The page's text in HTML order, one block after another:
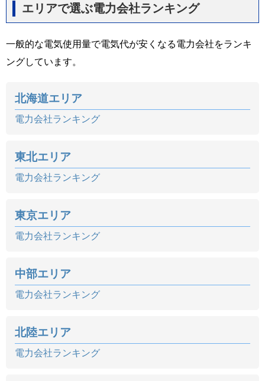
エリアで選ぶ電力会社ランキング
一般的な電気使用量で電気代が安くなる電力会社をランキ
ングしています。
北海道エリア
電力会社ランキング
東北エリア
電力会社ランキング
東京エリア
電力会社ランキング
中部エリア
電力会社ランキング
北陸エリア
電力会社ランキング